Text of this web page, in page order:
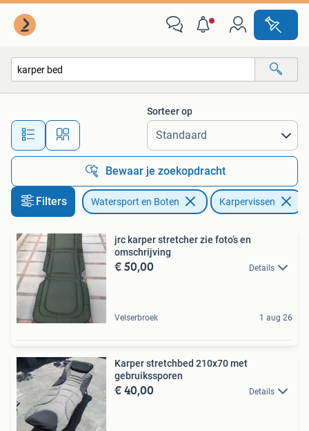
Alle afstanden…
Sorteer op
Bewaar je zoekopdracht
Filters Watersport en Boten Karpervissen
jrc karper stretcher zie foto’s en
omschrijving
€ 50,00 Details
Velserbroek 1 aug 26
Karper stretchbed 210x70 met
gebruikssporen
€ 40,00 Details